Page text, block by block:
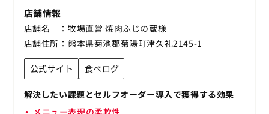
店舗情報
店舗名
牧場直営 焼肉ふじの蔵様
店舗住所
熊本県菊池郡菊陽町津久礼2145-1
公式サイト 食べログ
解決したい課題とセルフオーダー導入で獲得する効果
メニュー表現の柔軟性